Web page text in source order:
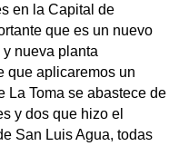
en la Capital de
que es un nuevo
nueva planta
que aplicaremos un
La Toma se abastece de
y dos que hizo el
San Luis Agua, todas